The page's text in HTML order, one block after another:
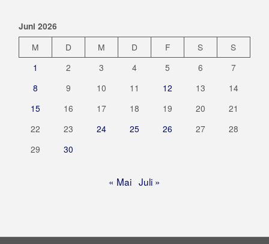
Juni 2026
M D M D F S
S
1
2 3 4 5 6
7
8
9 10 11 12 13
14
15
16 17 18 19 20
21
22
23 24 25 26 27
28
29
30
« Mai Juli »